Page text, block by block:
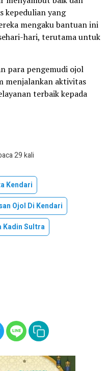
kepedulian yang
mengaku bantuan ini
hari, terutama untuk
para pengemudi ojol
menjalankan aktivitas
terbaik kepada
29 kali
Kendari
Ojol Di Kendari
Kadin Sultra